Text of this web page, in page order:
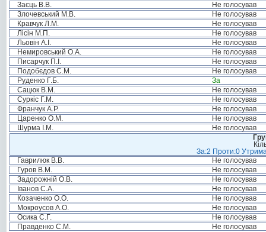
Заєць В.В.
Не голосував
Злочевський М.В.
Не голосував
Кравчук Л.М.
Не голосував
Лісін М.П.
Не голосував
Льовін А.І.
Не голосував
Немировський О.А.
Не голосував
Писарчук П.І.
Не голосував
Подобєдов С.М.
Не голосував
Руденко Г.Б.
За
Сацюк В.М.
Не голосував
Суркіс Г.М.
Не голосував
Франчук А.Р.
Не голосував
Царенко О.М.
Не голосував
Шурма І.М.
Не голосував
За:2 Проти:0
Гаврилюк В.В.
Не голосував
Гуров В.М.
Не голосував
Задорожній О.В.
Не голосував
Іванов С.А.
Не голосував
Козаченко О.О.
Не голосував
Мокроусов А.О.
Не голосував
Осика С.Г.
Не голосував
Правденко С.М.
Не голосував